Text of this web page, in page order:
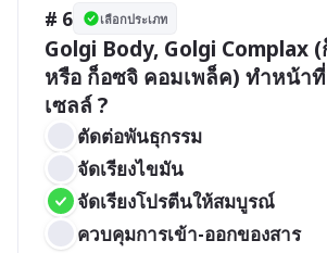
# 6 เลือกประเภท
Golgi Body, Golgi Complax
หรือ ก็อซจิ คอมเพล็ค) ทำหน้า
เซลล์ ?
ตัดต่อพันธุกรรม
จัดเรียงไขมัน
จัดเรียงโปรตีนให้สมบูรณ์
ควบคุมการเข้า-ออกของสาร